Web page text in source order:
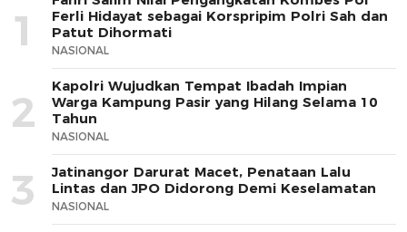
1
Ferli Hidayat sebagai Korspripim Polri Sah dan
Patut Dihormati
NASIONAL
2
Kapolri Wujudkan Tempat Ibadah Impian
Warga Kampung Pasir yang Hilang Selama 10
Tahun
NASIONAL
3
Jatinangor Darurat Macet, Penataan Lalu
Lintas dan JPO Didorong Demi Keselamatan
NASIONAL